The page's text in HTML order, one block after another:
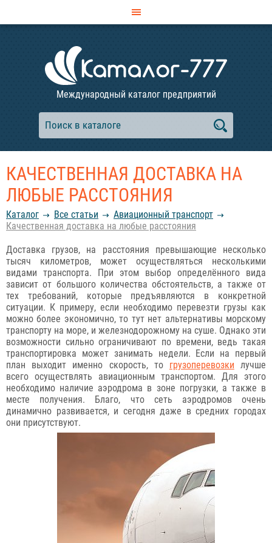
Международный каталог предприятий
КАЧЕСТВЕННАЯ ДОСТАВКА НА
ЛЮБЫЕ РАССТОЯНИЯ
Каталог Все статьи
Авиационный транспорт
Качественная доставка на любые расстояния
Доставка грузов, на расстояния превышающие несколько
тысяч километров, может осуществляться несколькими
видами транспорта. При этом выбор определённого вида
зависит от большого количества обстоятельств, а также от
тех требований, которые предъявляются в конкретной
ситуации. К примеру, если необходимо перевезти грузы как
можно более экономично, то тут нет альтернативы морскому
транспорту на море, и железнодорожному на суше. Однако эти
возможности сильно ограничивают по времени, ведь такая
транспортировка может занимать недели. Если на первый
план выходит именно скорость, то грузоперевозки лучше
всего осуществлять авиационным транспортом. Для этого
необходимо наличие аэродрома в зоне погрузки, а также в
месте получения. Благо, что сеть аэродромов очень
динамично развивается, и сегодня даже в средних городах
они присутствуют.